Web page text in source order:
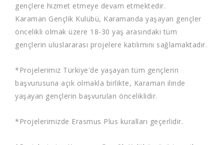
gençlere hizmet etmeye devam etmektedir.
Karaman Gençlik Kulübü, Karamanda yaşayan gençler
öncelikli olmak üzere 18-30 yaş arasındaki tüm
gençlerin uluslararası projelere katılımını sağlamaktadır.
*Projelerimiz Türkiye'de yaşayan tüm gençlerin
başvurusuna açık olmakla birlikte, Karaman ilinde
yaşayan gençlerin başvuruları önceliklidir.
*Projelerimizde Erasmus Plus kuralları geçerlidir.